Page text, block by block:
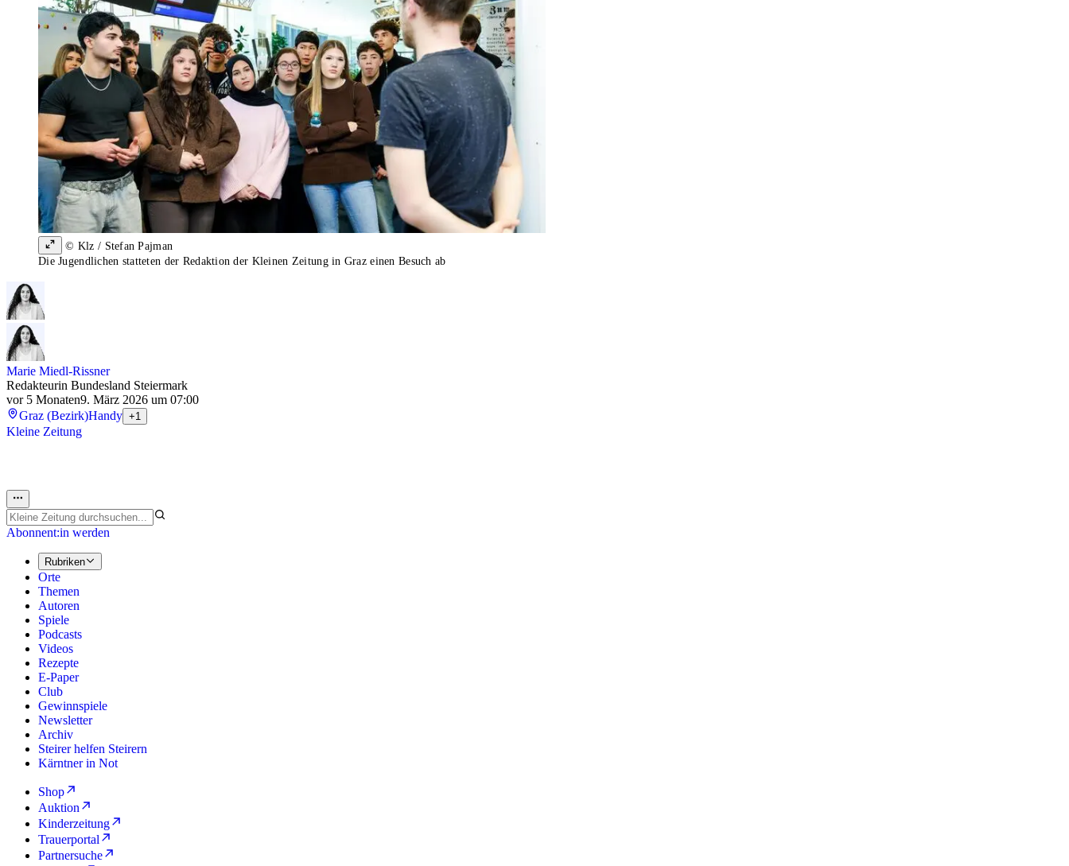
© Klz / Stefan Pajman
Die Jugendlichen statteten der Redaktion der Kleinen Zeitung in Graz einen Besuch ab
Marie Miedl-Rissner
Redakteurin Bundesland Steiermark
vor 5 Monaten9. März 2026 um 07:00
Graz (Bezirk)Handy +1
Kleine Zeitung
Abonnent:in werden
Rubriken
Orte
Themen
Autoren
Spiele
Podcasts
Videos
Rezepte
E-Paper
Club
Gewinnspiele
Newsletter
Archiv
Steirer helfen Steirern
Kärntner in Not
Shop
Auktion
Kinderzeitung
Trauerportal
Partnersuche